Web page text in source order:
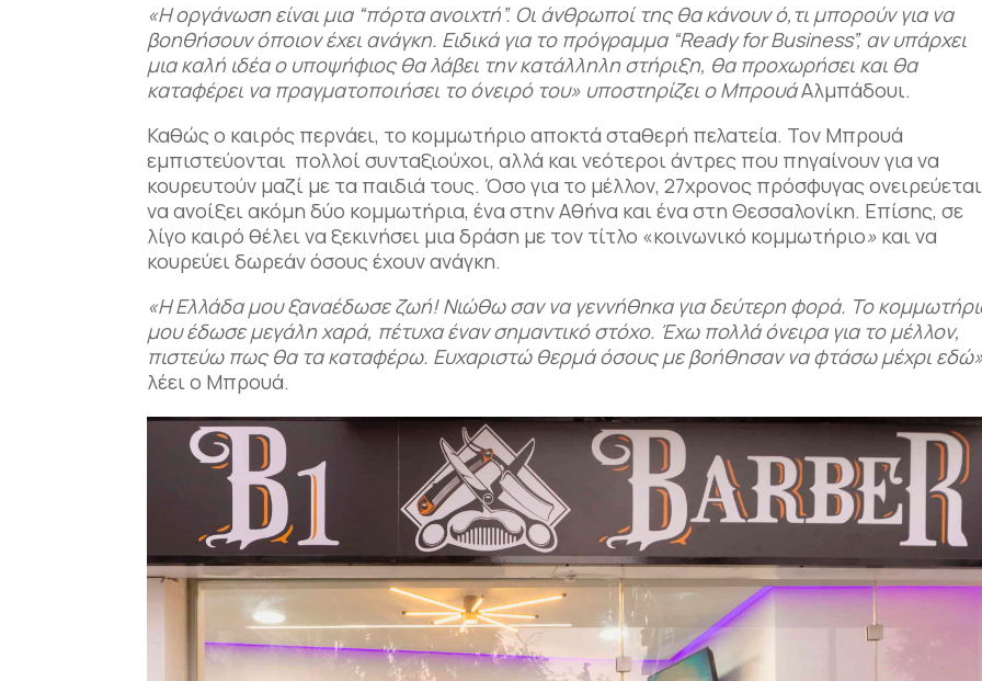
«Η οργάνωση είναι μια “πόρτα ανοιχτή”. Οι άνθρωποί της θα κάνουν ό,τι μπορούν για να
βοηθήσουν όποιον έχει ανάγκη. Ειδικά για το πρόγραμμα “Ready forBusiness”, αν υπάρχει
μια καλή ιδέα ο υποψήφιος θα λάβει την κατάλληλη στήριξη, θα προχωρήσει και θα
καταφέρει να πραγματοποιήσει το όνειρό του» υποστηρίζει ο ΜπρουάΑλμπάδουι.
Καθώς ο καιρός περνάει, το κομμωτήριο αποκτά σταθερή πελατεία. Τον Μπρουά
εμπιστεύονται πολλοί συνταξιούχοι, αλλά και νεότεροι άντρες που πηγαίνουν για να
κουρευτούν μαζί με τα παιδιά τους. Όσο για το μέλλον, 27χρονος πρόσφυγας ονειρεύεται
να ανοίξει ακόμη δύο κομμωτήρια, ένα στην Αθήνα και ένα στη Θεσσαλονίκη. Επίσης, σε
λίγο καιρό θέλει να ξεκινήσει μια δράση με τον τίτλο «κοινωνικό κομμωτήριο» και να
κουρεύει δωρεάν όσους έχουν ανάγκη.
«Η Ελλάδα μου ξαναέδωσε ζωή! Νιώθω σαν να γεννήθηκα για δεύτερη φορά. Το
μου έδωσε μεγάλη χαρά, πέτυχα έναν σημαντικό στόχο. Έχω πολλά όνειρα για το μέλλον,
πιστεύω πως θα τα καταφέρω. Ευχαριστώ θερμά όσους με βοήθησαν να φτάσω μέχρι
λέει ο Μπρουά.